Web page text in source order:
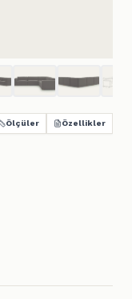
Ölçüler Özellikler